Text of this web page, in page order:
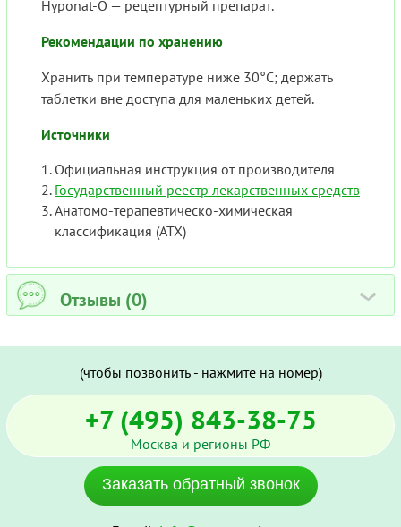
Hyponat-O — рецептурный препарат.
Рекомендации по хранению
Хранить при температуре ниже 30°C; держать
таблетки вне доступа для маленьких детей.
Источники
Официальная инструкция от производителя
Государственный реестр лекарственных средств
Анатомо-терапевтическо-химическая
классификация (ATX)
Отзывы (0) ›
(чтобы позвонить - нажмите на номер)
+7 (495) 843-38-75
Москва и регионы РФ
Заказать обратный звонок